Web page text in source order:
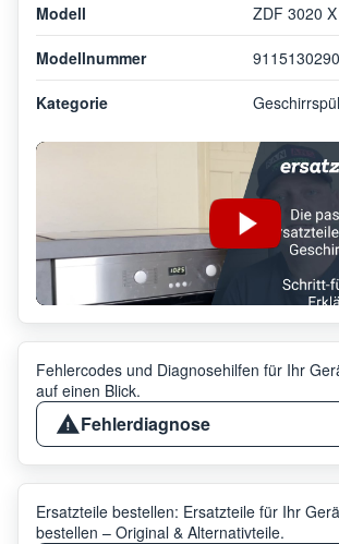
Modell ZDF 3020 X
Modellnummer
Kategorie
Fehlercodes und Diagnosehilfen für Ihr
auf einen Blick.
Fehlerdiagnose
Ersatzteile bestellen: Ersatzteile für Ihr
bestellen – Original & Alternativteile.